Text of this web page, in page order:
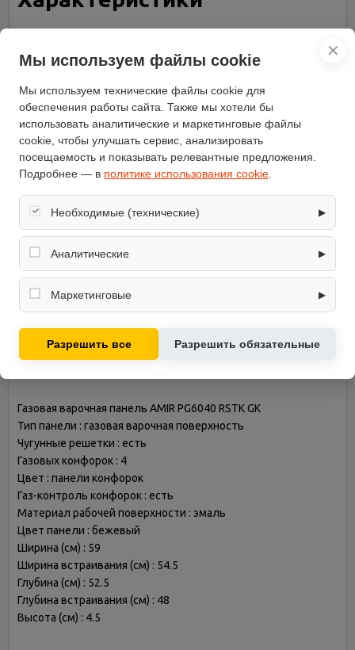
Глубина (см)
52.5
Высота (см)
4.5
Установка
независимая
Чугунные решетки
есть
Газ-контроль конфорок
есть
Материал рабочей
поверхности
эмаль
Цвет панели
Глубина встраивания (см)
Газовая варочная панель AMIR PG6040 RSTK GK
Тип панели : газовая варочная поверхность
Чугунные решетки : есть
Газовых конфорок : 4
Цвет : панели конфорок
Газ-контроль конфорок : есть
Материал рабочей поверхности : эмаль
Цвет панели : бежевый
Ширина (см) : 59
Ширина встраивания (см) : 54.5
Глубина (см) : 52.5
Глубина встраивания (см) : 48
Высота (см) : 4.5
✕
Мы используем файлы cookie
Мы используем технические файлы cookie для
обеспечения работы сайта. Также мы хотели бы
использовать аналитические и маркетинговые файлы
cookie, чтобы улучшать сервис, анализировать
посещаемость и показывать релевантные предложения.
Подробнее — в политике использования cookie
Необходимые (технические) ▶
Обеспечивают корректную работу сайта: оформление
заказа, корзина, вход в личный кабинет. Без них основные
Аналитические ▶
Собирают обезличенную информацию о посещениях и
использовании сайта (например, счётчики аналитики),
Маркетинговые ▶
предложений на основе ваших интересов.
Разрешить все Разрешить обязательные